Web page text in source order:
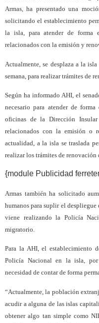
Armas, ha presentado una
solicitando el establecimiento
la isla, para atender de forma
relacionados con la emisión y
Actualmente, se desplaza a la
semana, para realizar trámites de
Según ha informado AHI, el
necesario para atender de
oficinas de la Dirección
relacionados con la emisión o
actualidad, a la isla se traslada
realizar los trámites de renovación
{module Publicidad
Armas también ha solicitado
humanos para suplir el despliegue
viene realizando la Policía
migratorio.
Para la AHI, el establecimiento
Policía Nacional en la isla,
necesidad de contar de forma
“Actualmente, la población
acudir a alguna de las islas
obtener algo tan simple como